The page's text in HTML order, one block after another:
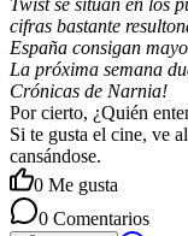
Twist se sitúan en los
cifras bastante
España consigan
La próxima semana
Crónicas de Narnia!
Por cierto, ¿Quién
Si te gusta el cine, ve
cansándose.
0 Me gusta
0 Comentarios